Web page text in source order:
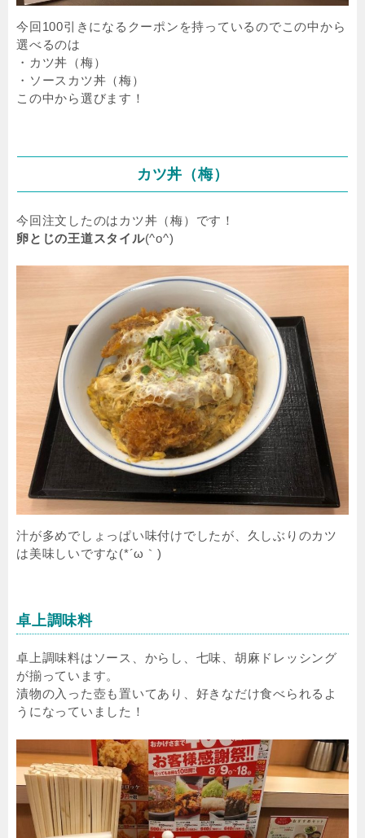
今回100引きになるクーポンを持っているのでこの中から
選べるのは
・カツ丼（梅）
・ソースカツ丼（梅）
この中から選びます！
カツ丼（梅）
今回注文したのはカツ丼（梅）です！
卵とじの王道スタイル(^o^)
汁が多めでしょっぱい味付けでしたが、久しぶりのカツ
は美味しいですな(*´ω｀)
卓上調味料
卓上調味料はソース、からし、七味、胡麻ドレッシング
が揃っています。
漬物の入った壺も置いてあり、好きなだけ食べられるよ
うになっていました！